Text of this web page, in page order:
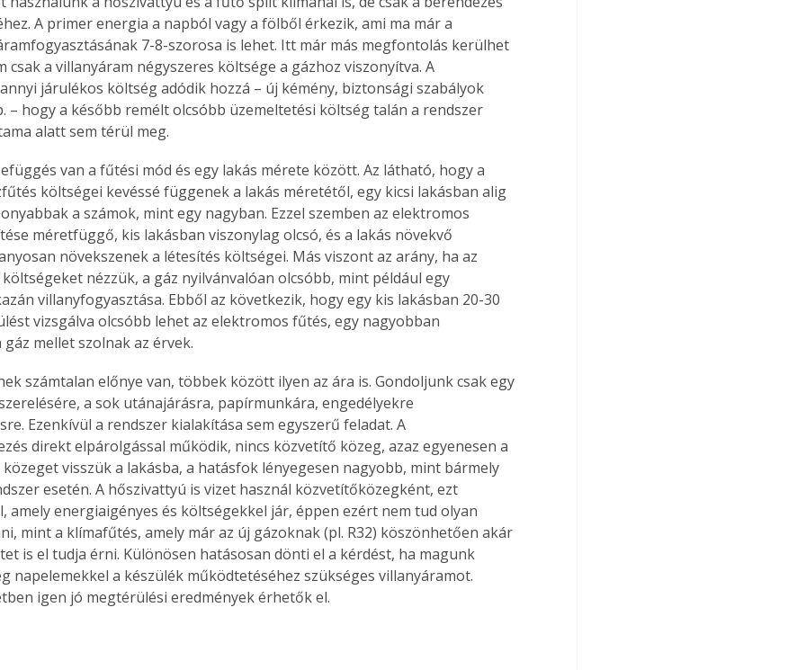
is
Bárhol,
élve
az
A
A primer energia a napból vagy a fölből érkezik, ami ma már a
7-8-szorosa is lehet. Itt már más megfontolás kerülhet
csak a villanyáram négyszeres költsége a gázhoz viszonyítva. A
járulékos költség adódik hozzá – új kémény, biztonsági szabályok
– hogy a később remélt olcsóbb üzemeltetési költség talán a rendszer
alatt sem térül meg.
van a fűtési mód és egy lakás mérete között. Az látható, hogy a
költségei kevéssé függenek a lakás méretétől, egy kicsi lakásban alig
a számok, mint egy nagyban. Ezzel szemben az elektromos
méretfüggő, kis lakásban viszonylag olcsó, és a lakás növekvő
növekszenek a létesítés költségei. Más viszont az arány, ha az
nézzük, a gáz nyilvánvalóan olcsóbb, mint például egy
villanyfogyasztása. Ebből az következik, hogy egy kis lakásban 20-30
vizsgálva olcsóbb lehet az elektromos fűtés, egy nagyobban
gáz mellet szolnak az érvek.
számtalan előnye van, többek között ilyen az ára is. Gondoljunk csak egy
a sok utánajárásra, papírmunkára, engedélyekre
Ezenkívül a rendszer kialakítása sem egyszerű feladat. A
direkt elpárolgással működik, nincs közvetítő közeg, azaz egyenesen a
visszük a lakásba, a hatásfok lényegesen nagyobb, mint bármely
esetén. A hőszivattyú is vizet használ közvetítőközegként, ezt
amely energiaigényes és költségekkel jár, éppen ezért nem tud olyan
mint a klímafűtés, amely már az új gázoknak (pl. R32) köszönhetően akár
is el tudja érni. Különösen hatásosan dönti el a kérdést, ha magunk
napelemekkel a készülék működtetéséhez szükséges villanyáramot.
igen jó megtérülési eredmények érhetők el.